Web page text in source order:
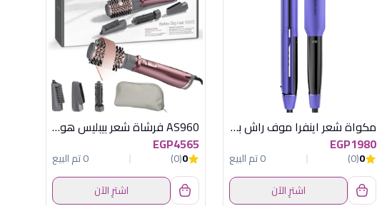
مكواة شعر اينفرا موف راش براش
EGP1980
0
(0)
0 تم البيع
اشترِ الآن
AS960 فرشاة شعر بيبليس هوائية 1000 وات
EGP4565
0
(0)
0 تم البيع
اشترِ الآن